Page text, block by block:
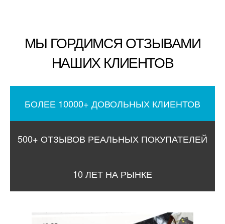
МЫ ГОРДИМСЯ ОТЗЫВАМИ
НАШИХ КЛИЕНТОВ
БОЛЕЕ 10000+ ДОВОЛЬНЫХ КЛИЕНТОВ
500+ ОТЗЫВОВ РЕАЛЬНЫХ ПОКУПАТЕЛЕЙ
10 ЛЕТ НА РЫНКЕ